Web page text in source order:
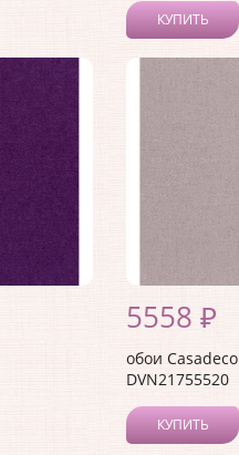
КУПИТЬ
5558 ₽
обои
DVN21755520
КУПИТЬ